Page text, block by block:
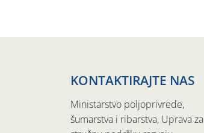
KONTAKTIRAJTE NAS
Ministarstvo poljoprivrede,
šumarstva i ribarstva, Uprava za